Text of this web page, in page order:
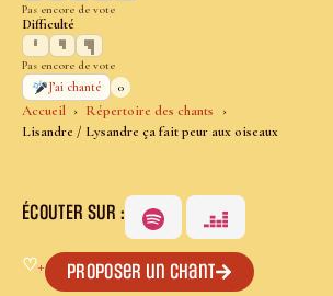
Accueil
Répertoire des chants
Lisandre / Lysandre ça fait peur aux oiseaux
Pas encore de vote
Difficulté
Pas encore de vote
J’ai chanté
0
ÉCOUTER SUR :
♡+ Proposer un chant